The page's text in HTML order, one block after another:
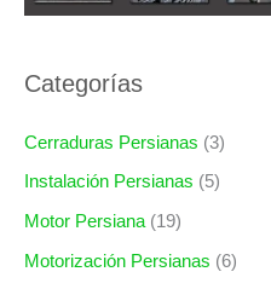
Categorías
Cerraduras Persianas (3)
Instalación Persianas (5)
Motor Persiana (19)
Motorización Persianas (6)